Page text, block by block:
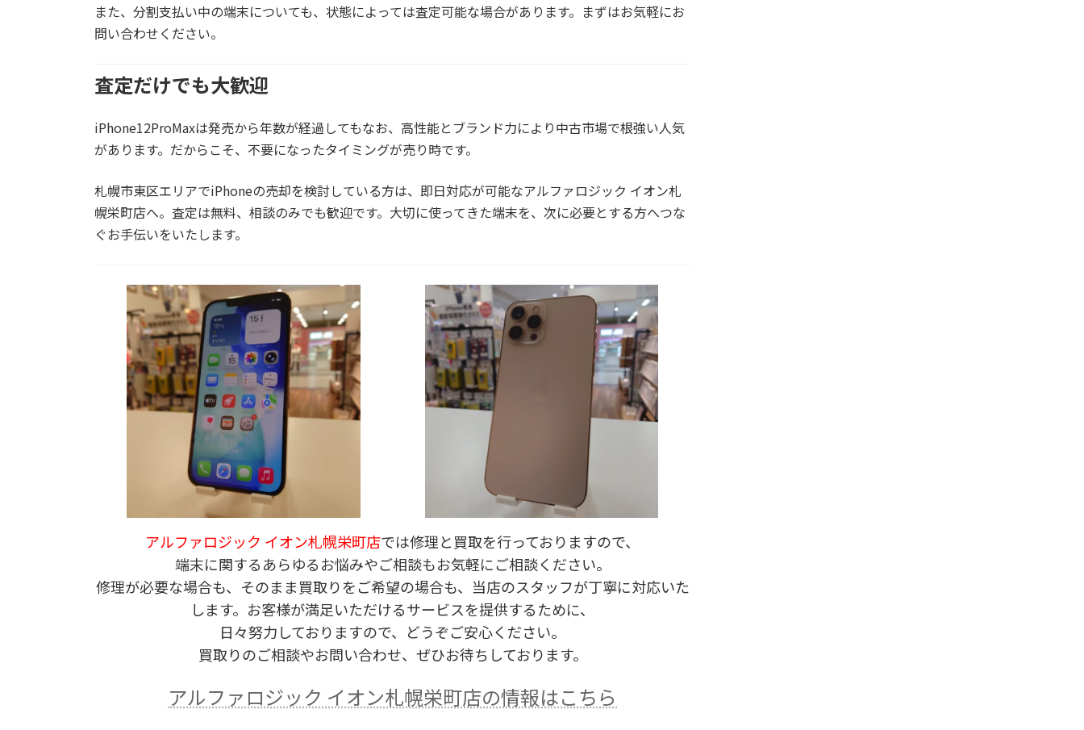
また、分割支払い中の端末についても、状態によっては査定可能な場合があります。まずはお気軽にお
問い合わせください。
査定だけでも大歓迎
iPhone12ProMaxは発売から年数が経過してもなお、高性能とブランド力により中古市場で根強い人気
があります。だからこそ、不要になったタイミングが売り時です。
札幌市東区エリアでiPhoneの売却を検討している方は、即日対応が可能なアルファロジック イオン札
幌栄町店へ。査定は無料、相談のみでも歓迎です。大切に使ってきた端末を、次に必要とする方へつな
ぐお手伝いをいたします。
アルファロジック イオン札幌栄町店では修理と買取を行っておりますので、
端末に関するあらゆるお悩みやご相談もお気軽にご相談ください。
修理が必要な場合も、そのまま買取りをご希望の場合も、当店のスタッフが丁寧に対応いた
します。お客様が満足いただけるサービスを提供するために、
日々努力しておりますので、どうぞご安心ください。
買取りのご相談やお問い合わせ、ぜひお待ちしております。
アルファロジック イオン札幌栄町店の情報はこちら